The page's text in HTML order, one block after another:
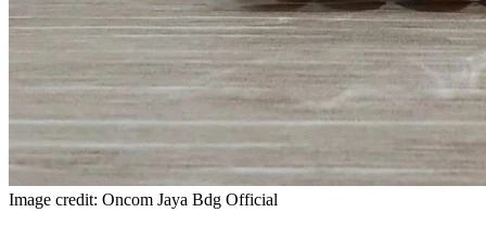
Image credit: Oncom Jaya Bdg Official